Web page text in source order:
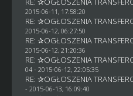
2015-06-11, 17:58:20
RE: ✰OGŁOSZENIA
2015-06-12, 06:27:50
RE: ✰OGŁOSZENIA
2015-06-12, 21:20:36
RE: ✰OGŁOSZENIA
04- 2015-06-12, 22:05:35
RE: ✰OGŁOSZENIA
- 2015-06-13, 16:09:40